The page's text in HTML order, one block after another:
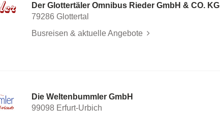
Der Glottertäler Omnibus Rieder GmbH & CO. KG
79286 Glottertal
Busreisen & aktuelle Angebote
Die Weltenbummler GmbH
99098 Erfurt-Urbich